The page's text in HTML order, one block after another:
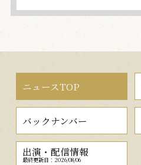
ニュースTOP
バックナンバー
出演・配信情報
最終更新日：2026/08/06